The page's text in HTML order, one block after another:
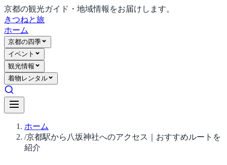
京都の観光ガイド・地域情報をお届けします。
きつねと旅
ホーム
京都の四季
イベント
観光情報
着物レンタル
ホーム
/京都駅から八坂神社へのアクセス｜おすすめルートを
紹介